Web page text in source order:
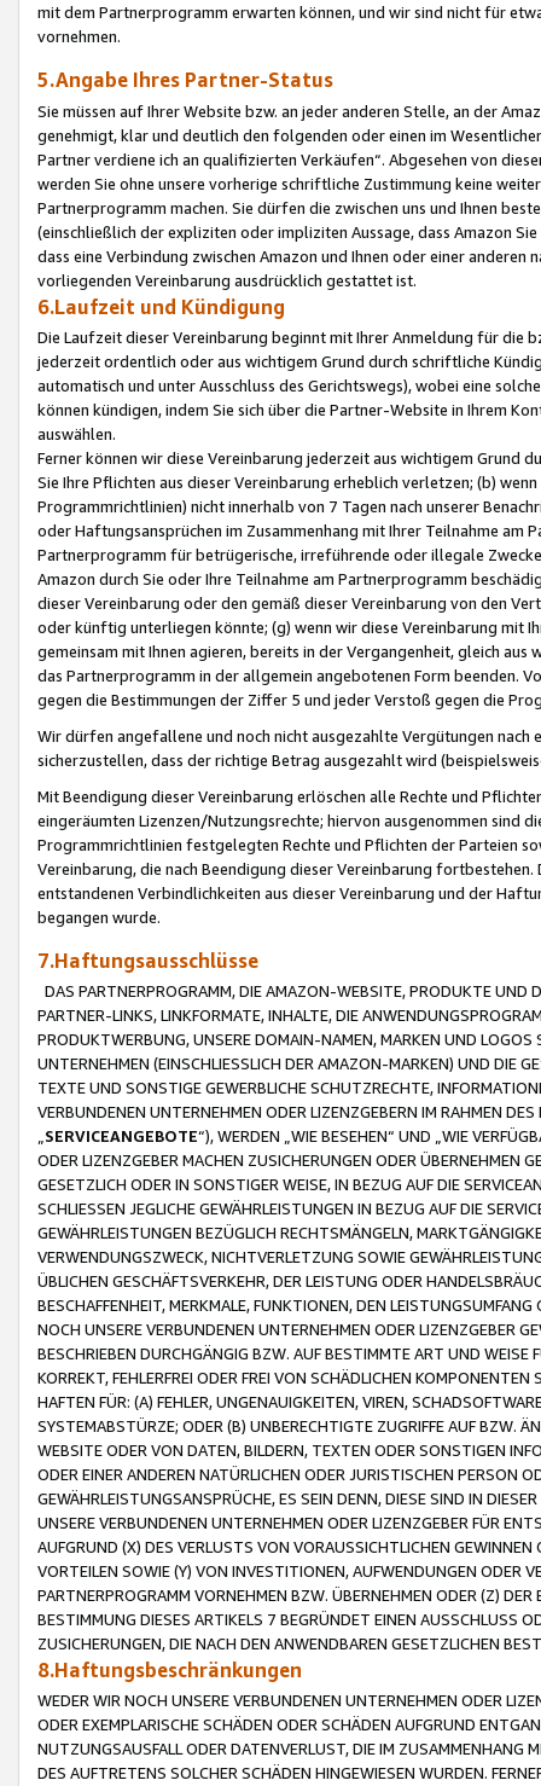
mit dem Partnerprogramm erwarten können, und wir sind nicht für
vornehmen.
5.Angabe Ihres Partner-Status
Sie müssen auf Ihrer Website bzw. an jeder anderen Stelle, an der
genehmigt, klar und deutlich den folgenden oder einen im
Partner verdiene ich an qualifizierten Verkäufen“. Abgesehen von
werden Sie ohne unsere vorherige schriftliche Zustimmung keine
Partnerprogramm machen. Sie dürfen die zwischen uns und Ihnen
(einschließlich der expliziten oder impliziten Aussage, dass Amazon
dass eine Verbindung zwischen Amazon und Ihnen oder einer
vorliegenden Vereinbarung ausdrücklich gestattet ist.
6.Laufzeit und Kündigung
Die Laufzeit dieser Vereinbarung beginnt mit Ihrer Anmeldung für die
jederzeit ordentlich oder aus wichtigem Grund durch schriftliche
automatisch und unter Ausschluss des Gerichtswegs), wobei eine
können kündigen, indem Sie sich über die Partner-Website in Ihrem
auswählen.
Ferner können wir diese Vereinbarung jederzeit aus wichtigem Grund
Sie Ihre Pflichten aus dieser Vereinbarung erheblich verletzen; (b)
Programmrichtlinien) nicht innerhalb von 7 Tagen nach unserer
oder Haftungsansprüchen im Zusammenhang mit Ihrer Teilnahme am
Partnerprogramm für betrügerische, irreführende oder illegale
Amazon durch Sie oder Ihre Teilnahme am Partnerprogramm
dieser Vereinbarung oder den gemäß dieser Vereinbarung von den
oder künftig unterliegen könnte; (g) wenn wir diese Vereinbarung mit
gemeinsam mit Ihnen agieren, bereits in der Vergangenheit, gleich
das Partnerprogramm in der allgemein angebotenen Form beenden.
gegen die Bestimmungen der Ziffer 5 und jeder Verstoß gegen die
Wir dürfen angefallene und noch nicht ausgezahlte Vergütungen
sicherzustellen, dass der richtige Betrag ausgezahlt wird
Mit Beendigung dieser Vereinbarung erlöschen alle Rechte und
eingeräumten Lizenzen/Nutzungsrechte; hiervon ausgenommen sind
Programmrichtlinien festgelegten Rechte und Pflichten der Parteien
Vereinbarung, die nach Beendigung dieser Vereinbarung
entstandenen Verbindlichkeiten aus dieser Vereinbarung und der
begangen wurde.
7.Haftungsausschlüsse
DAS PARTNERPROGRAMM, DIE AMAZON-WEBSITE, PRODUKTE UND
PARTNER-LINKS, LINKFORMATE, INHALTE, DIE
PRODUKTWERBUNG, UNSERE DOMAIN-NAMEN, MARKEN UND
UNTERNEHMEN (EINSCHLIESSLICH DER AMAZON-MARKEN) UND DIE
TEXTE UND SONSTIGE GEWERBLICHE SCHUTZRECHTE,
VERBUNDENEN UNTERNEHMEN ODER LIZENZGEBERN IM RAHMEN
SERVICEANGEBOTE“), WERDEN „WIE BESEHEN“ UND „WIE
ODER LIZENZGEBER MACHEN ZUSICHERUNGEN ODER ÜBERNEHMEN
GESETZLICH ODER IN SONSTIGER WEISE, IN BEZUG AUF DIE
SCHLIESSEN JEGLICHE GEWÄHRLEISTUNGEN IN BEZUG AUF DIE
GEWÄHRLEISTUNGEN BEZÜGLICH RECHTSMÄNGELN,
VERWENDUNGSZWECK, NICHTVERLETZUNG SOWIE
ÜBLICHEN GESCHÄFTSVERKEHR, DER LEISTUNG ODER
BESCHAFFENHEIT, MERKMALE, FUNKTIONEN, DEN
NOCH UNSERE VERBUNDENEN UNTERNEHMEN ODER LIZENZGEBER
BESCHRIEBEN DURCHGÄNGIG BZW. AUF BESTIMMTE ART UND
KORREKT, FEHLERFREI ODER FREI VON SCHÄDLICHEN
HAFTEN FÜR: (A) FEHLER, UNGENAUIGKEITEN, VIREN,
SYSTEMABSTÜRZE; ODER (B) UNBERECHTIGTE ZUGRIFFE AUF BZW.
WEBSITE ODER VON DATEN, BILDERN, TEXTEN ODER SONSTIGEN
ODER EINER ANDEREN NATÜRLICHEN ODER JURISTISCHEN PERSON
GEWÄHRLEISTUNGSANSPRÜCHE, ES SEIN DENN, DIESE SIND IN
UNSERE VERBUNDENEN UNTERNEHMEN ODER LIZENZGEBER FÜR
AUFGRUND (X) DES VERLUSTS VON VORAUSSICHTLICHEN
VORTEILEN SOWIE (Y) VON INVESTITIONEN, AUFWENDUNGEN ODER
PARTNERPROGRAMM VORNEHMEN BZW. ÜBERNEHMEN ODER (Z)
BESTIMMUNG DIESES ARTIKELS 7 BEGRÜNDET EINEN AUSSCHLUSS
ZUSICHERUNGEN, DIE NACH DEN ANWENDBAREN GESETZLICHEN
8.Haftungsbeschränkungen
WEDER WIR NOCH UNSERE VERBUNDENEN UNTERNEHMEN ODER
ODER EXEMPLARISCHE SCHÄDEN ODER SCHÄDEN AUFGRUND
NUTZUNGSAUSFALL ODER DATENVERLUST, DIE IM ZUSAMMENHANG
DES AUFTRETENS SOLCHER SCHÄDEN HINGEWIESEN WURDEN.